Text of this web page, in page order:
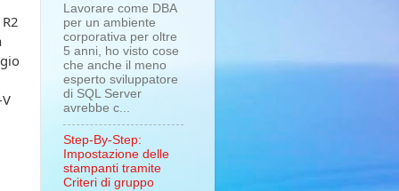
Lavorare come DBA
per un ambiente
corporativa per oltre
5 anni, ho visto cose
che anche il meno
esperto sviluppatore
di SQL Server
avrebbe c...
Step-By-Step:
Impostazione delle
stampanti tramite
Criteri di gruppo